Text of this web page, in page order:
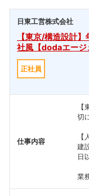
日東工営株式会社
【東京/構造設計
社風【dodaエージ
正社員
仕事内容
切
建
日
業